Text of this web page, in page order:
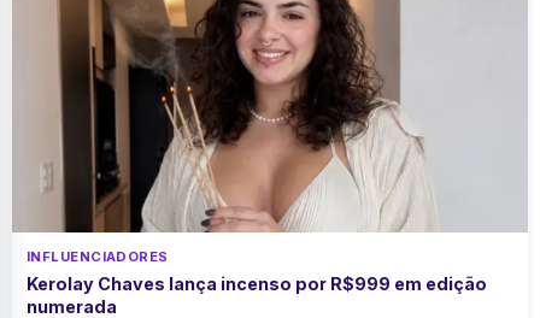
INFLUENCIADORES
Kerolay Chaves lança incenso por R$999 em edição
numerada